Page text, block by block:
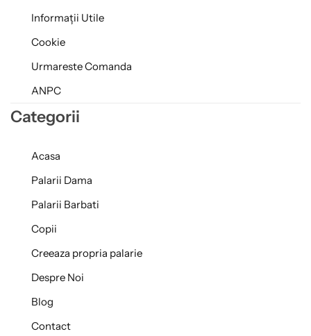
Informații Utile
Cookie
Urmareste Comanda
ANPC
Categorii
Acasa
Palarii Dama
Palarii Barbati
Copii
Creeaza propria palarie
Despre Noi
Blog
Contact